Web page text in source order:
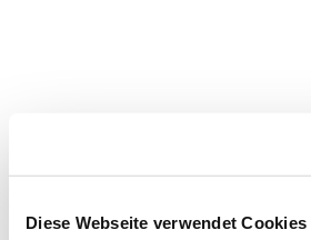
Diese Webseite verwendet Cookies